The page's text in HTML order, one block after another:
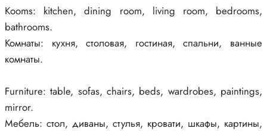
Кooms: kitchen, dining room, living room, bedrooms,
bathrooms.
Комнаты: кухня, столовая, гостиная, спальни, ванные
комнаты.
Furniture: table, sofas, chairs, beds, wardrobes, paintings,
mirror.
Мебель: стол, диваны, стулья, кровати, шкафы, картины,